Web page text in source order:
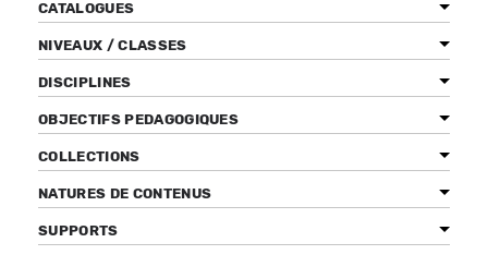
Bénéficiez de tarifs préférentiels
Téléchargez des ressources gratuites
CATALOGUES
NIVEAUX / CLASSES
DISCIPLINES
OBJECTIFS PEDAGOGIQUES
COLLECTIONS
NATURES DE CONTENUS
SUPPORTS